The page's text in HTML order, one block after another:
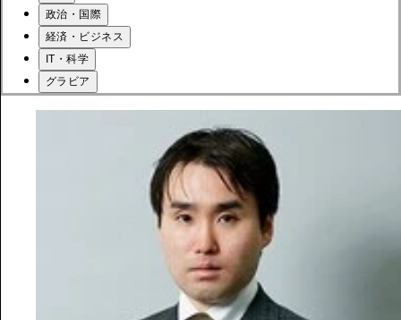
政治・国際
経済・ビジネス
IT・科学
グラビア